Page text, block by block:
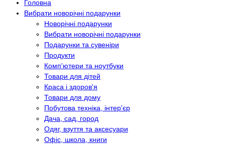
Головна
Вибрати новорічні подарунки
Новорічні подарунки
Вибрати новорічні подарунки
Подарунки та сувеніри
Продукти
Комп'ютери та ноутбуки
Товари для дітей
Краса і здоров'я
Товари для дому
Побутова техніка, інтер'єр
Дача, сад, город
Одяг, взуття та аксесуари
Офіс, школа, книги